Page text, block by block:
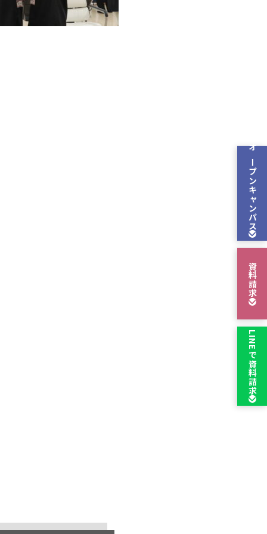
オープン
キャンパス
資料請求
LINEで
資料請求